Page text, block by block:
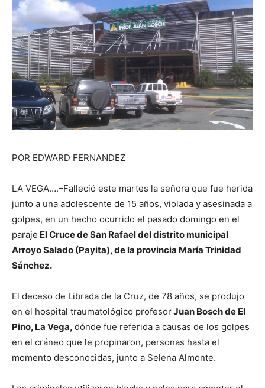
POR EDWARD FERNANDEZ
LA VEGA….–Falleció este martes la señora que fue herida
junto a una adolescente de 15 años, violada y asesinada a
golpes, en un hecho ocurrido el pasado domingo en el
paraje El Cruce de San Rafael del distrito municipal
Arroyo Salado (Payita), de la provincia María Trinidad
Sánchez.
El deceso de Librada de la Cruz, de 78 años, se produjo
en el hospital traumatológico profesorJuan Bosch de El
Pino, La Vega, dónde fue referida a causas de los golpes
en el cráneo que le propinaron, personas hasta el
momento desconocidas, junto a Selena Almonte.